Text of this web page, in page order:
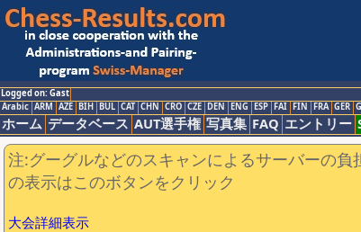
Logged on: Gast
Arabic ARM AZE BIH BUL CAT CHN CRO CZE DEN ENG ESP FAI FIN FRA GER
ホーム データベース AUT選手権 写真集 FAQ エントリー
注:グーグルなどのスキャンによるサーバーの
の表示はこのボタンをクリック
大会詳細表示